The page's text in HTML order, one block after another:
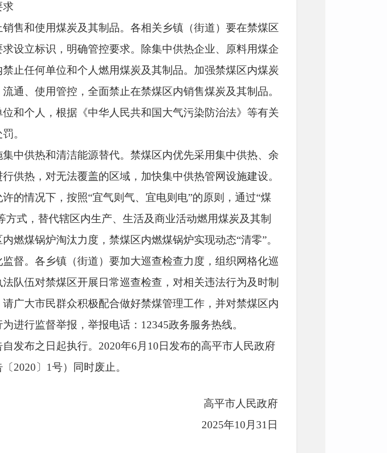
求
销售和使用煤炭及其制品。各相关乡镇（街道）要在禁煤区
设立标识，明确管控要求。除集中供热企业、原料用煤企
止任何单位和个人燃用煤炭及其制品。加强禁煤区内煤炭
通、使用管控，全面禁止在禁煤区内销售煤炭及其制品。
和个人，根据《中华人民共和国大气污染防治法》等有关
。
集中供热和清洁能源替代。禁煤区内优先采用集中供热、余
供热，对无法覆盖的区域，加快集中供热管网设施建设。
的情况下，按照“宜气则气、宜电则电”的原则，通过“煤
方式，替代辖区内生产、生活及商业活动燃用煤炭及其制
燃煤锅炉淘汰力度，禁煤区内燃煤锅炉实现动态“清零”。
监督。各乡镇（街道）要加大巡查检查力度，组织网格化巡
队伍对禁煤区开展日常巡查检查，对相关违法行为及时制
广大市民群众积极配合做好禁煤管理工作，并对禁煤区内
进行监督举报，举报电话：12345政务服务热线。
发布之日起执行。2020年6月10日发布的高平市人民政府
2020〕1号）同时废止。
高平市人民政府
2025年10月31日